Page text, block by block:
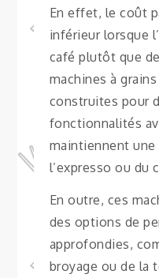
En effet, le coût
inférieur lorsque
café plutôt que
machines à
construites pour
fonctionnalités
maintiennent
l’expresso ou du
En outre, ces
des options de
approfondies,
broyage ou de la